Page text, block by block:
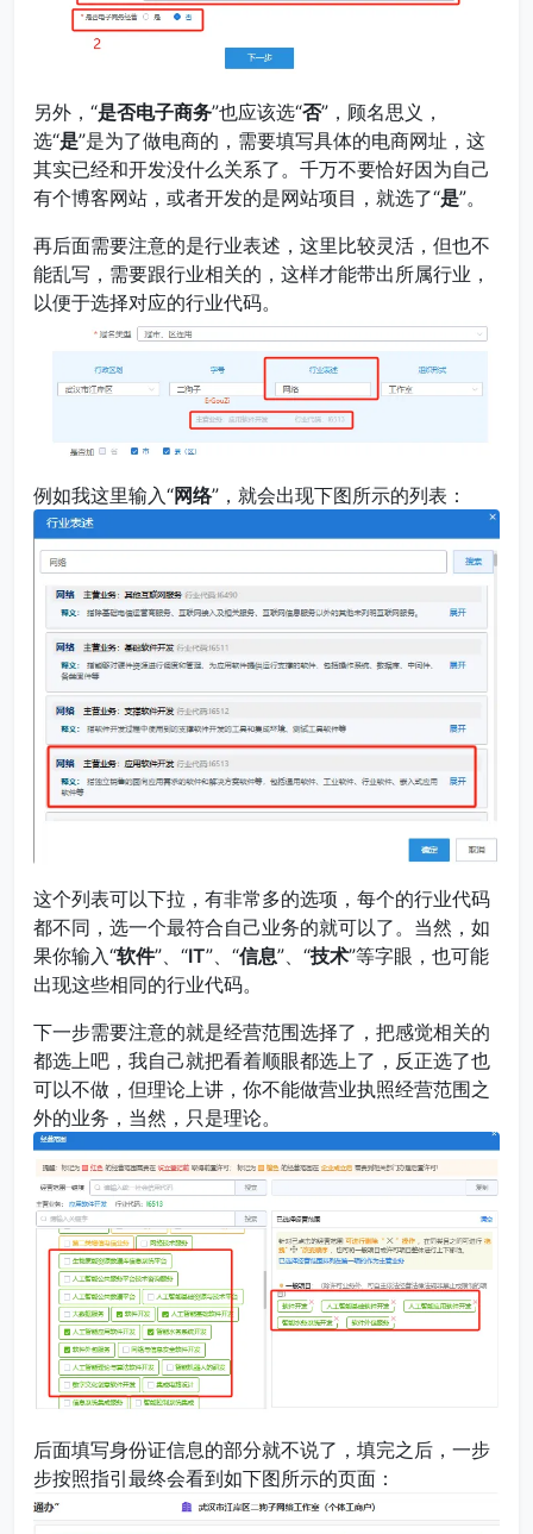
另外，“是否电子商务”也应该选“否”，顾名思义，
选“是”是为了做电商的，需要填写具体的电商网址，这
其实已经和开发没什么关系了。千万不要恰好因为自己
有个博客网站，或者开发的是网站项目，就选了“是”。
再后面需要注意的是行业表述，这里比较灵活，但也不
能乱写，需要跟行业相关的，这样才能带出所属行业，
以便于选择对应的行业代码。
例如我这里输入“网络”，就会出现下图所示的列表：
这个列表可以下拉，有非常多的选项，每个的行业代码
都不同，选一个最符合自己业务的就可以了。当然，如
果你输入“软件”、“IT”、“信息”、“技术”等字眼，也可能
出现这些相同的行业代码。
下一步需要注意的就是经营范围选择了，把感觉相关的
都选上吧，我自己就把看着顺眼都选上了，反正选了也
可以不做，但理论上讲，你不能做营业执照经营范围之
外的业务，当然，只是理论。
后面填写身份证信息的部分就不说了，填完之后，一步
步按照指引最终会看到如下图所示的页面：